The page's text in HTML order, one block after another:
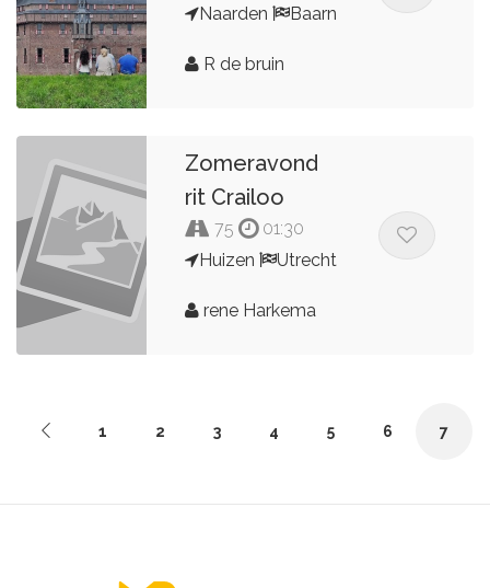
Naarden
Baarn
R de bruin
Zomeravond
rit Crailoo
75
01:30
Huizen
Utrecht
rene Harkema
1 2 3 4 5 6 7